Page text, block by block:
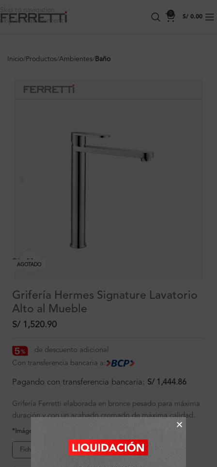
Skip to navigation
Skip to main content
0
S/ 0.00
Inicio Productos Ambientes Baño
AGOTADO
Grifería Hermes Signature Lavatorio
Alto al Mueble
S/ 1,520.90
de descuento adicional
Con transferencia bancaria a:
Pagando con transferencia bancaria: S/ 1,444.86
Grifería Ferretti elaborada en bronce pesado para máxima
duración y con un acabado cromado de máxima calidad.
*Imágenes referenciales
Ficha de producto Garantía Ferretti